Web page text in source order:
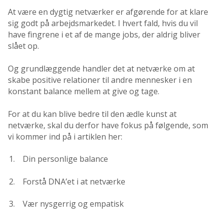
At være en dygtig netværker er afgørende for at klare
sig godt på arbejdsmarkedet. I hvert fald, hvis du vil
have fingrene i et af de mange jobs, der aldrig bliver
slået op.
Og grundlæggende handler det at netværke om at
skabe positive relationer til andre mennesker i en
konstant balance mellem at give og tage.
For at du kan blive bedre til den ædle kunst at
netværke, skal du derfor have fokus på følgende, som
vi kommer ind på i artiklen her:
Din personlige balance
Forstå DNA’et i at netværke
Vær nysgerrig og empatisk